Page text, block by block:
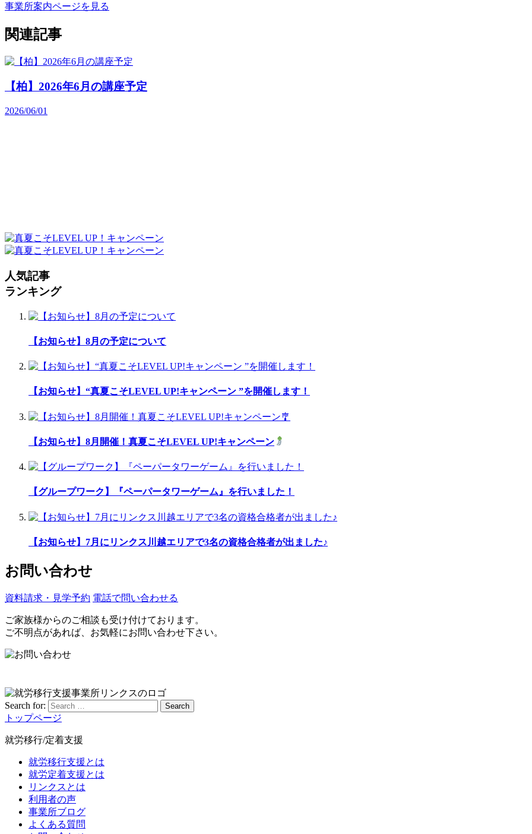
事業所案内ページを見る
関連記事
【柏】2026年6月の講座予定
2026/06/01
人気記事
ランキング
【お知らせ】8月の予定について
【お知らせ】“真夏こそLEVEL UP!キャンペーン ”を開催します！
【お知らせ】8月開催！真夏こそLEVEL UP!キャンペーン
【グループワーク】『ペーパータワーゲーム』を行いました！
【お知らせ】7月にリンクス川越エリアで3名の資格合格者が出ました♪
お問い合わせ
資料請求・見学予約 電話で問い合わせる
ご家族様からのご相談も受け付けております。
ご不明点があれば、お気軽にお問い合わせ下さい。
Search for: Search
トップページ
就労移行/定着支援
就労移行支援とは
就労定着支援とは
リンクスとは
利用者の声
事業所ブログ
よくある質問